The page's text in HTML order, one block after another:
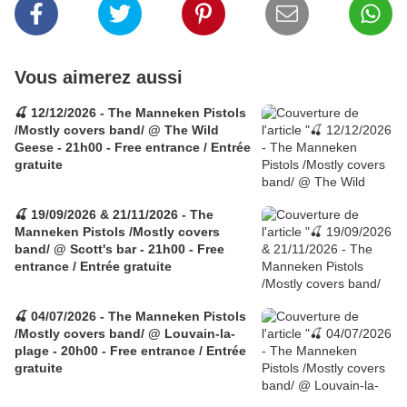
Vous aimerez aussi
🍒 12/12/2026 - The Manneken Pistols
/Mostly covers band/ @ The Wild
Geese - 21h00 - Free entrance / Entrée
gratuite
🍒 19/09/2026 & 21/11/2026 - The
Manneken Pistols /Mostly covers
band/ @ Scott's bar - 21h00 - Free
entrance / Entrée gratuite
🍒 04/07/2026 - The Manneken Pistols
/Mostly covers band/ @ Louvain-la-
plage - 20h00 - Free entrance / Entrée
gratuite